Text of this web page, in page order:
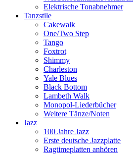
Elektrische Tonabnehmer
Tanzstile
Cakewalk
One/Two Step
Tango
Foxtrot
Shimmy
Charleston
Yale Blues
Black Bottom
Lambeth Walk
Monopol-Liederbücher
Weitere Tänze/Noten
Jazz
100 Jahre Jazz
Erste deutsche Jazzplatte
Ragtimeplatten anhören